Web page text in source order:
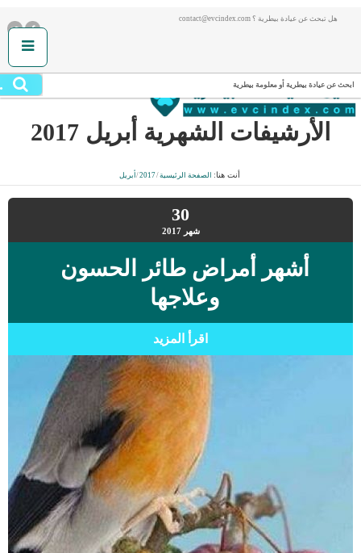
هل تبحث عن عيادة بيطرية ؟ contact@evcindex.com
ابحث عن عيادة بيطرية أو معلومة بيطرية
الأرشيفات الشهرية أبريل 2017
أنت هنا: الصفحة الرئيسية/
2017
/أبريل
30
شهر2017
أشهر أمراض طائر الحسون
وعلاجها
اقرأ المزيد